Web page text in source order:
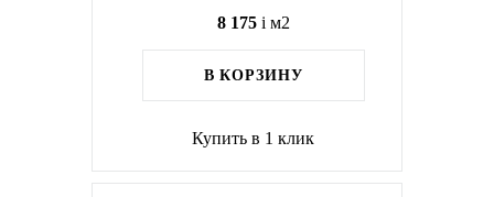
8 175 i м2
В КОРЗИНУ
Купить в 1 клик